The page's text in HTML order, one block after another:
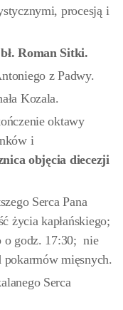
procesją i
Roman Sitki.
z Padwy.
Kozala.
oktawy
i
objęcia diecezji
Serca Pana
życia kapłańskiego;
o godz. 17:30; nie
mięsnych.
Serca